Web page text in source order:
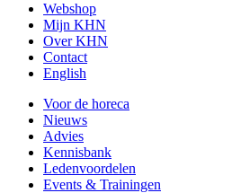
Webshop
Mijn KHN
Over KHN
Contact
English
Voor de horeca
Nieuws
Advies
Kennisbank
Ledenvoordelen
Events & Trainingen